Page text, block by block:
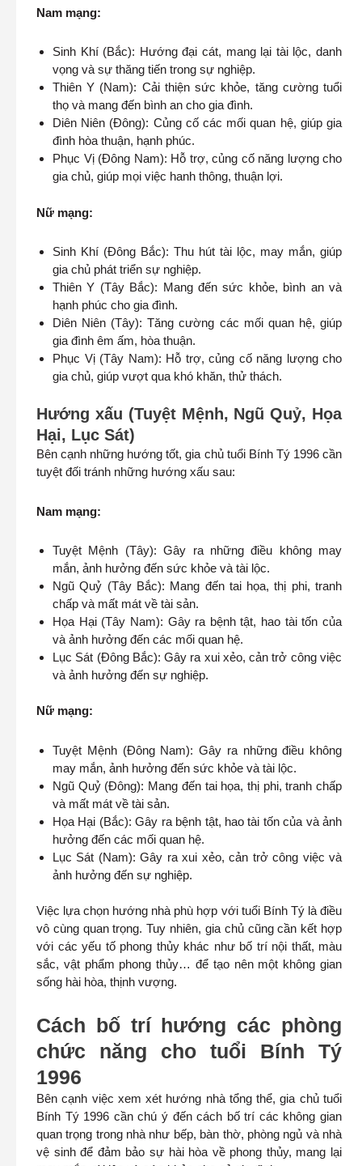
Nam mạng:
Sinh Khí (Bắc): Hướng đại cát, mang lại tài lộc, danh
vọng và sự thăng tiến trong sự nghiệp.
Thiên Y (Nam): Cải thiện sức khỏe, tăng cường tuổi
thọ và mang đến bình an cho gia đình.
Diên Niên (Đông): Củng cố các mối quan hệ, giúp gia
đình hòa thuận, hạnh phúc.
Phục Vị (Đông Nam): Hỗ trợ, củng cố năng lượng cho
gia chủ, giúp mọi việc hanh thông, thuận lợi.
Nữ mạng:
Sinh Khí (Đông Bắc): Thu hút tài lộc, may mắn, giúp
gia chủ phát triển sự nghiệp.
Thiên Y (Tây Bắc): Mang đến sức khỏe, bình an và
hạnh phúc cho gia đình.
Diên Niên (Tây): Tăng cường các mối quan hệ, giúp
gia đình êm ấm, hòa thuận.
Phục Vị (Tây Nam): Hỗ trợ, củng cố năng lượng cho
gia chủ, giúp vượt qua khó khăn, thử thách.
Hướng xấu (Tuyệt Mệnh, Ngũ Quỷ, Họa
Hại, Lục Sát)
Bên cạnh những hướng tốt, gia chủ tuổi Bính Tý 1996 cần
tuyệt đối tránh những hướng xấu sau:
Nam mạng:
Tuyệt Mệnh (Tây): Gây ra những điều không may
mắn, ảnh hưởng đến sức khỏe và tài lộc.
Ngũ Quỷ (Tây Bắc): Mang đến tai họa, thị phi, tranh
chấp và mất mát về tài sản.
Họa Hại (Tây Nam): Gây ra bệnh tật, hao tài tốn của
và ảnh hưởng đến các mối quan hệ.
Lục Sát (Đông Bắc): Gây ra xui xẻo, cản trở công việc
và ảnh hưởng đến sự nghiệp.
Nữ mạng:
Tuyệt Mệnh (Đông Nam): Gây ra những điều không
may mắn, ảnh hưởng đến sức khỏe và tài lộc.
Ngũ Quỷ (Đông): Mang đến tai họa, thị phi, tranh chấp
và mất mát về tài sản.
Họa Hại (Bắc): Gây ra bệnh tật, hao tài tốn của và ảnh
hưởng đến các mối quan hệ.
Lục Sát (Nam): Gây ra xui xẻo, cản trở công việc và
ảnh hưởng đến sự nghiệp.
Việc lựa chọn hướng nhà phù hợp với tuổi Bính Tý là điều
vô cùng quan trọng. Tuy nhiên, gia chủ cũng cần kết hợp
với các yếu tố phong thủy khác như bố trí nội thất, màu
sắc, vật phẩm phong thủy… để tạo nên một không gian
sống hài hòa, thịnh vượng.
Cách bố trí hướng các phòng
chức năng cho tuổi Bính Tý
1996
Bên cạnh việc xem xét hướng nhà tổng thể, gia chủ tuổi
Bính Tý 1996 cần chú ý đến cách bố trí các không gian
quan trọng trong nhà như bếp, bàn thờ, phòng ngủ và nhà
vệ sinh để đảm bảo sự hài hòa về phong thủy, mang lại